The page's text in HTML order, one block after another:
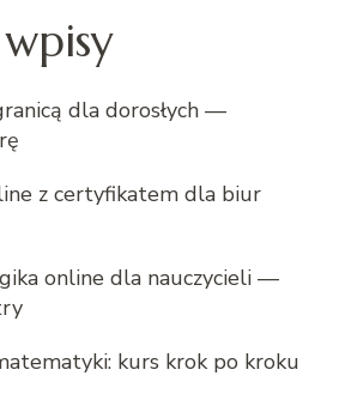
dla dorosłych —
z certyfikatem dla biur
online dla nauczycieli —
kurs krok po kroku